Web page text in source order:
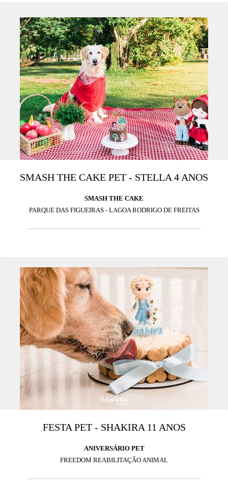
SMASH THE CAKE PET - STELLA 4 ANOS
SMASH THE CAKE
PARQUE DAS FIGUEIRAS - LAGOA RODRIGO DE FREITAS
FESTA PET - SHAKIRA 11 ANOS
ANIVERSÁRIO PET
FREEDOM REABILITAÇÃO ANIMAL